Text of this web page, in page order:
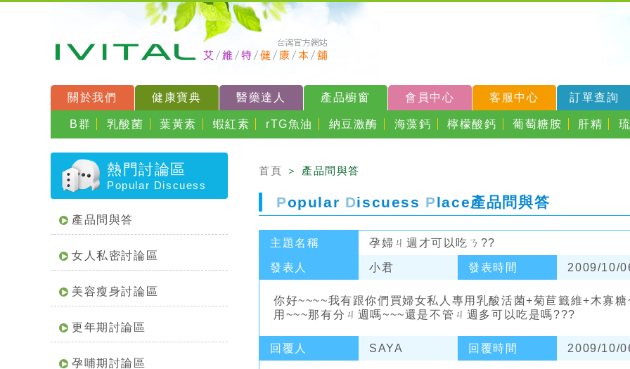
關於我們 健康寶典 醫藥達人 產品櫥窗 會員中心 客服中心 訂單查詢
B群 乳酸菌 葉黃素 蝦紅素 rTG魚油 納豆激酶 海藻鈣 檸檬酸鈣 葡萄糖胺 肝精
熱門討論區
Popular Discuess
產品問與答
女人私密討論區
美容瘦身討論區
更年期討論區
孕哺期討論區
首頁 ＞ 產品問與答
Popular Discuess Place產品問與答
主題名稱 孕婦ㄐ週才可以吃ㄋ??
發表人 小君 發表時間 2009/10/
你好~~~~我有跟你們買婦女私人專用乳酸活菌+菊苣籤維+木寡
用~~~那有分ㄐ週嗎~~~還是不管ㄐ週多可以吃是嗎???
回覆人 SAYA 回覆時間 2009/10/